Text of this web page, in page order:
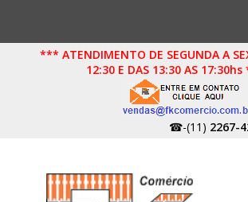
*** ATENDIMENTO DE SEGUNDA A
12:30 E DAS 13:30 AS
☎-(11) 2267-